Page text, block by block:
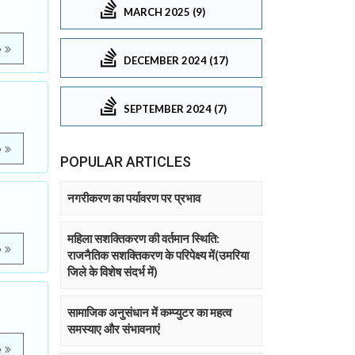
MARCH 2025 (9)
DECEMBER 2024 (17)
SEPTEMBER 2024 (7)
POPULAR ARTICLES
नगरीकरण का पर्यावरण पर प्रभाव
महिला सशक्तिकरण की वर्तमान स्थिति:
राजनैतिक सशक्तिकरण के परिपेक्ष्य में(उमरिया
जिले के विशेष संदर्भ में)
सामाजिक अनुसंधान में कम्प्युटर का महत्व
समस्याए और संभावनाएं